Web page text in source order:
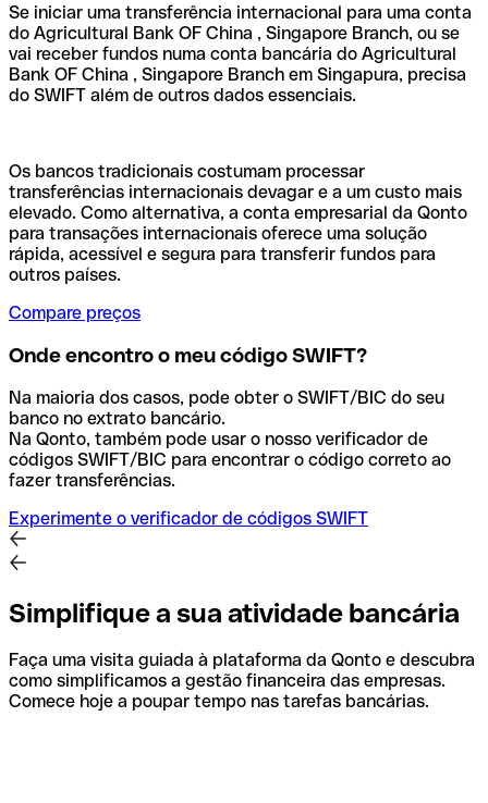
Se iniciar uma transferência internacional para uma conta
do Agricultural Bank OF China , Singapore Branch, ou se
vai receber fundos numa conta bancária do Agricultural
Bank OF China , Singapore Branch em Singapura, precisa
do SWIFT além de outros dados essenciais.
Os bancos tradicionais costumam processar
transferências internacionais devagar e a um custo mais
elevado. Como alternativa, a conta empresarial da Qonto
para transações internacionais oferece uma solução
rápida, acessível e segura para transferir fundos para
outros países.
Compare preços
Onde encontro o meu código SWIFT?
Na maioria dos casos, pode obter o SWIFT/BIC do seu
banco no extrato bancário.
Na Qonto, também pode usar o nosso verificador de
códigos SWIFT/BIC para encontrar o código correto ao
fazer transferências.
Experimente o verificador de códigos SWIFT
Simplifique a sua atividade bancária
Faça uma visita guiada à plataforma da Qonto e descubra
como simplificamos a gestão financeira das empresas.
Comece hoje a poupar tempo nas tarefas bancárias.